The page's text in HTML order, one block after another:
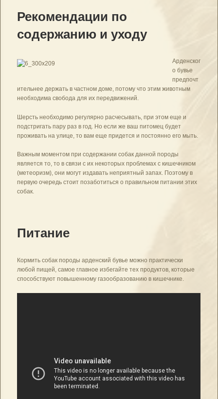
Рекомендации по
содержанию и уходу
Арденског
о бувье
предпочт
ительнее держать в частном доме, потому что этим животным
необходима свобода для их передвижений.
Шерсть необходимо регулярно расчесывать, при этом еще и
подстригать пару раз в год. Но если же ваш питомец будет
проживать на улице, то вам еще придется и постоянно его мыть.
Важным моментом при содержании собак данной породы
является то, то в связи с их некоторых проблемах с кишечником
(метеоризм), они могут издавать неприятный запах. Поэтому в
первую очередь стоит позаботиться о правильном питании этих
собак.
Питание
Кормить собак породы арденский бувье можно практически
любой пищей, самое главное избегайте тех продуктов, которые
способствуют повышенному газообразованию в кишечнике.